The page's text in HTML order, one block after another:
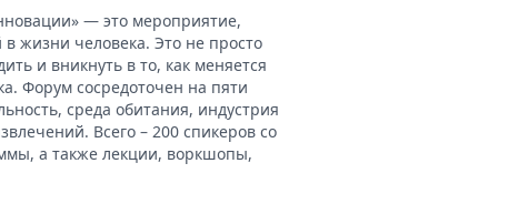
— это мероприятие,
жизни человека. Это не просто
и вникнуть в то, как меняется
Форум сосредоточен на пяти
среда обитания, индустрия
Всего – 200 спикеров со
а также лекции, воркшопы,